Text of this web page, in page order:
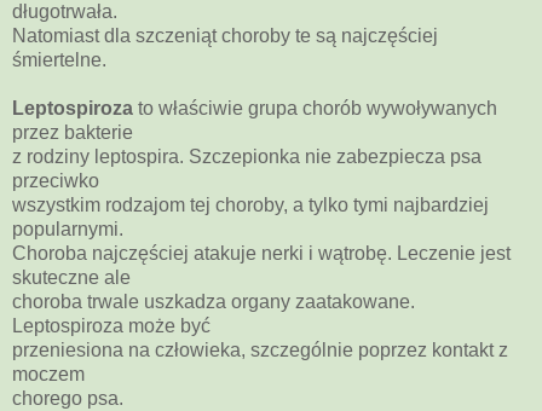
długotrwała.
Natomiast dla szczeniąt choroby te są najczęściej
śmiertelne.
Leptospiroza to właściwie grupa chorób wywoływanych
przez bakterie
z rodziny leptospira. Szczepionka nie zabezpiecza psa
przeciwko
wszystkim rodzajom tej choroby, a tylko tymi najbardziej
popularnymi.
Choroba najczęściej atakuje nerki i wątrobę. Leczenie jest
skuteczne ale
choroba trwale uszkadza organy zaatakowane.
Leptospiroza może być
przeniesiona na człowieka, szczególnie poprzez kontakt z
moczem
chorego psa.